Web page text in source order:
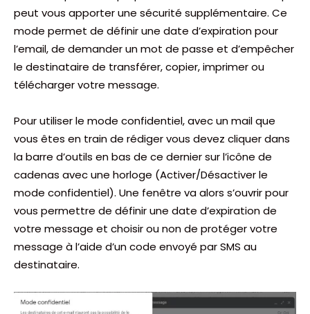
peut vous apporter une sécurité supplémentaire. Ce
mode permet de définir une date d’expiration pour
l’email, de demander un mot de passe et d’empêcher
le destinataire de transférer, copier, imprimer ou
télécharger votre message.
Pour utiliser le mode confidentiel, avec un mail que
vous êtes en train de rédiger vous devez cliquer dans
la barre d’outils en bas de ce dernier sur l’icône de
cadenas avec une horloge (Activer/Désactiver le
mode confidentiel). Une fenêtre va alors s’ouvrir pour
vous permettre de définir une date d’expiration de
votre message et choisir ou non de protéger votre
message à l’aide d’un code envoyé par SMS au
destinataire.